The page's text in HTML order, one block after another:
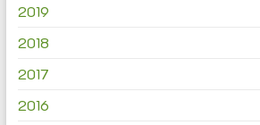
2019
2018
2017
2016